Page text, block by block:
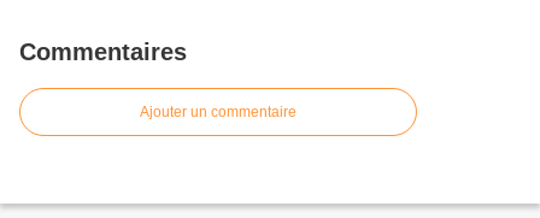
Commentaires
Ajouter un commentaire